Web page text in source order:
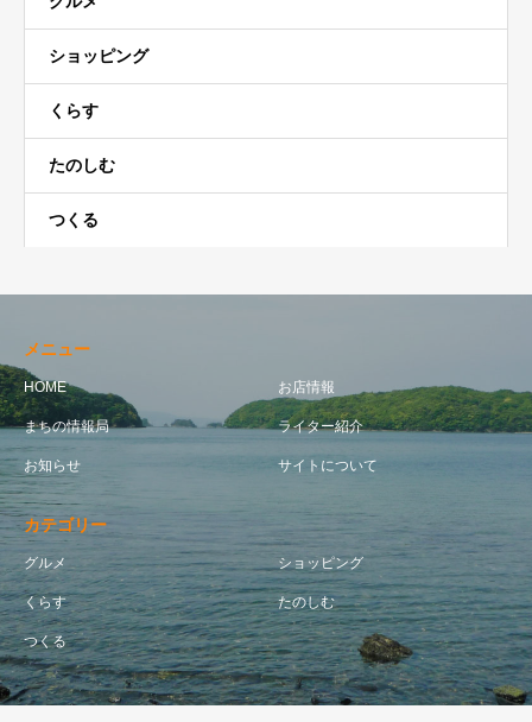
ショッピング
くらす
たのしむ
つくる
メニュー
HOME お店情報
まちの情報局 ライター紹介
お知らせ サイトについて
カテゴリー
グルメ ショッピング
くらす たのしむ
つくる